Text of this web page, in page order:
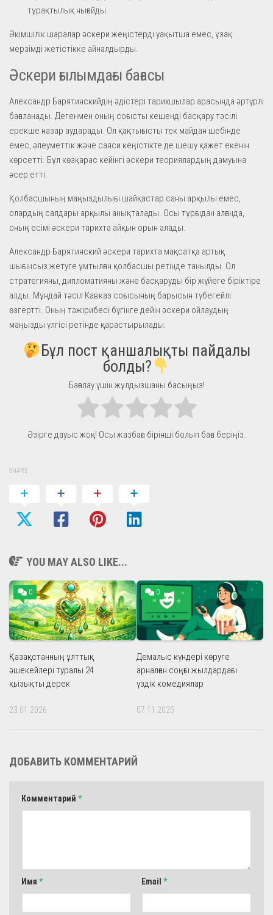
тұрақтылық нығайды.
Әкімшілік шаралар әскери жеңістерді уақытша емес, ұзақ
мерзімді жетістікке айналдырды.
Әскери ғылымдағы бағасы
Александр Барятинскийдің әдістері тарихшылар арасында әртүрлі
бағаланады. Дегенмен оның соғысты кешенді басқару тәсілі
ерекше назар аударады. Ол қақтығысты тек майдан шебінде
емес, әлеуметтік және саяси кеңістікте де шешу қажет екенін
көрсетті. Бұл көзқарас кейінгі әскери теориялардың дамуына
әсер етті.
Қолбасшының маңыздылығы шайқастар саны арқылы емес,
олардың салдары арқылы анықталады. Осы тұрғыдан алғанда,
оның есімі әскери тарихта айқын орын алады.
Александр Барятинский әскери тарихта мақсатқа артық
шығынсыз жетуге ұмтылған қолбасшы ретінде танылды. Ол
стратегияны, дипломатияны және басқаруды бір жүйеге біріктіре
алды. Мұндай тәсіл Кавказ соғысының барысын түбегейлі
өзгертті. Оның тәжірибесі бүгінге дейін әскери ойлаудың
маңызды үлгісі ретінде қарастырылады.
Бұл пост қаншалықты пайдалы
болды?
Бағалау үшін жұлдызшаны басыңыз!
Әзірге дауыс жоқ! Осы жазбаға бірінші болып баға беріңіз.
SHARE
YOU MAY ALSO LIKE...
0
Қазақстанның ұлттық
әшекейлері туралы 24
қызықты дерек
23.01.2026
0
Демалыс күндері көруге
арналған соңғы жылдардағы
үздік комедиялар
07.11.2025
ДОБАВИТЬ КОММЕНТАРИЙ
Комментарий *
Имя * Email *